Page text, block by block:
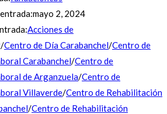
mayo 2, 2024
Acciones de
/Centro de Día Carabanchel/Centro de
Carabanchel/Centro de
de Arganzuela/Centro de
Villaverde/Centro de Rehabilitación
/Centro de Rehabilitación